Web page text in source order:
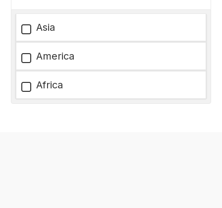
Asia
America
Africa